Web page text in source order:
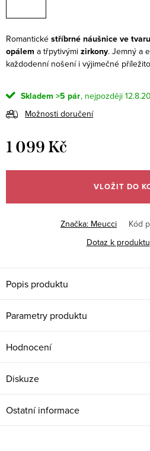
Romantické stříbrné náušnice ve
opálem a třpytivými zirkony. Jemný a
každodenní nošení i výjimečné
Skladem >5 pár
Možnosti doručení
1 099 Kč
cena:
VLOŽIT DO
Značka: Meucci Kód
Dotaz k produktu
Popis produktu
Parametry produktu
Hodnocení
Diskuze
Ostatní informace